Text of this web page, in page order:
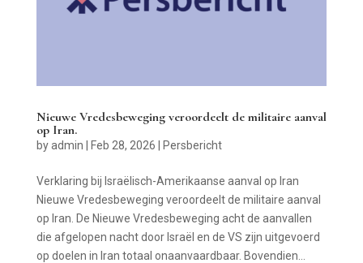
Nieuwe Vredesbeweging veroordeelt de militaire aanval
op Iran.
byadmin Feb 28, 2026 Persbericht
Verklaring bij Israëlisch-Amerikaanse aanval op Iran
Nieuwe Vredesbeweging veroordeelt de militaire aanval
op Iran. De Nieuwe Vredesbeweging acht de aanvallen
die afgelopen nacht door Israël en de VS zijn uitgevoerd
op doelen in Iran totaal onaanvaardbaar. Bovendien...